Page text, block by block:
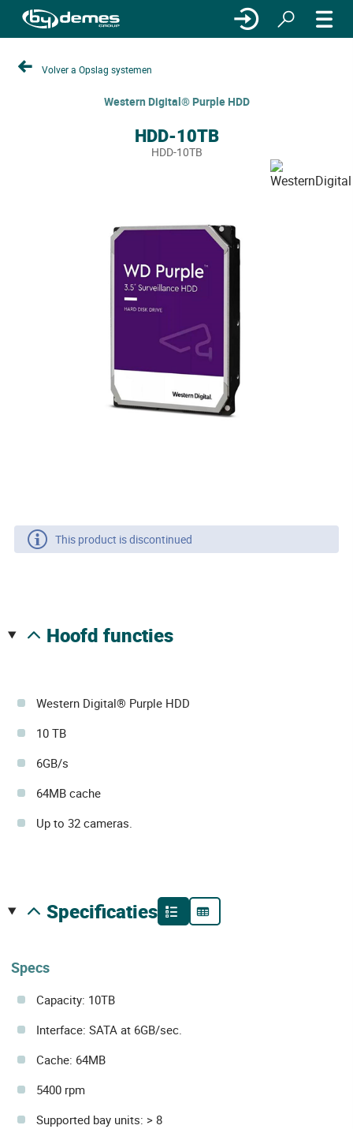
Volver a Opslag systemen
Western Digital® Purple HDD
HDD-10TB
HDD-10TB
This product is discontinued
hoofd functies
Western Digital® Purple HDD
10 TB
6GB/s
64MB cache
Up to 32 cameras.
specificaties
Specs
Capacity: 10TB
Interface: SATA at 6GB/sec.
Cache: 64MB
5400 rpm
Supported bay units: > 8